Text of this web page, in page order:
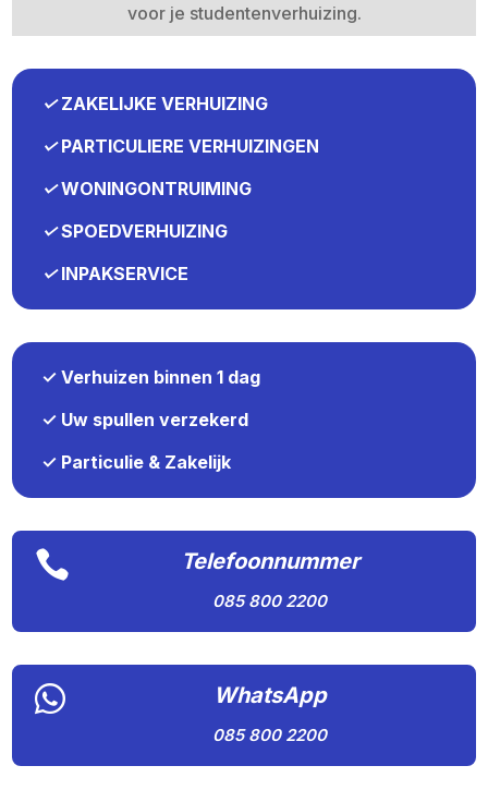
voor je studentenverhuizing.​
✓ZAKELIJKE VERHUIZING
✓PARTICULIERE VERHUIZINGEN
✓WONINGONTRUIMING
✓SPOEDVERHUIZING
✓INPAKSERVICE
✓ Verhuizen binnen 1 dag
✓ Uw spullen verzekerd
✓ Particulie & Zakelijk
 Telefoonnummer
085 800 2200
 WhatsApp
085 800 2200